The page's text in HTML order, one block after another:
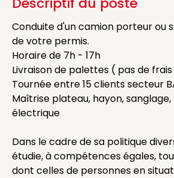
Conduite d'un camion porteur ou
de votre permis.
Horaire de 7h - 17h
Livraison de palettes ( pas de
Tournée entre 15 clients secteur
Maîtrise plateau, hayon,
électrique
Dans le cadre de sa politique
étudie, à compétences égales,
dont celles de personnes en